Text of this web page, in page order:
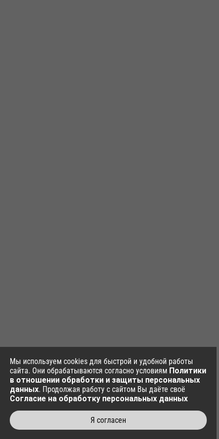
Мы используем cookies для быстрой и удобной работы
сайта. Они обрабатываются согласно условиям Политики
в отношении обработки и защиты персональных
данных. Продолжая работу с сайтом Вы даёте своё
Согласие на обработку персональных данных
Я согласен